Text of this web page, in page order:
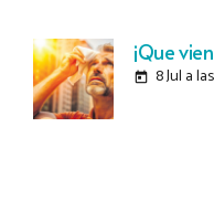
¡Que
today 8 Jul a